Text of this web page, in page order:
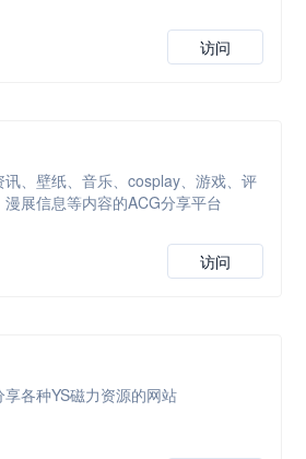
访问
讯、壁纸、音乐、cosplay、游戏、评
漫展信息等内容的ACG分享平台
访问
享各种YS磁力资源的网站